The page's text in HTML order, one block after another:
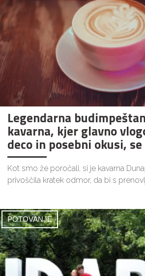
Legendarna
kavarna, kjer glavno
deco in posebni okusi,
Kot smo že poročali, si je kavarna
privoščila kratek odmor, da bi s
POTOVANJE